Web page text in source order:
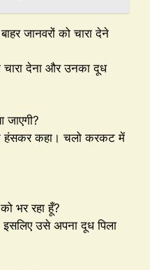
जानवरों को चारा देने
चारा देना और उनका दूध
ने हंसकर कहा। चलो करकट में
भर रहा हूँ?
उसे अपना दूध पिला